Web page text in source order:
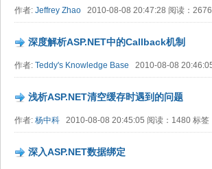
作者: Jeffrey Zhao 2010-08-08 20:47:28 阅读：2676
深度解析ASP.NET中的Callback机制
作者: Teddy's Knowledge Base 2010-08-08
浅析ASP.NET清空缓存时遇到的问题
作者: 杨中科 2010-08-08 20:45:05 阅读：1480 标签
深入ASP.NET数据绑定